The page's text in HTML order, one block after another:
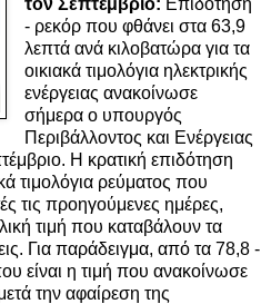
- ρεκόρ που φθάνει στα 63,9
λεπτά ανά κιλοβατώρα για τα
οικιακά τιμολόγια ηλεκτρικής
ενέργειας ανακοίνωσε
σήμερα ο υπουργός
Περιβάλλοντος και Ενέργειας
Η κρατική επιδότηση
τιμολόγια ρεύματος που
τις προηγούμενες ημέρες,
τιμή που καταβάλουν τα
Για παράδειγμα, από τα 78,8 -
είναι η τιμή που ανακοίνωσε
την αφαίρεση της